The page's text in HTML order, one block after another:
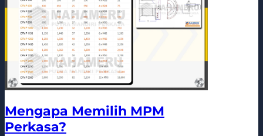
Mengapa Memilih MPM
Perkasa?